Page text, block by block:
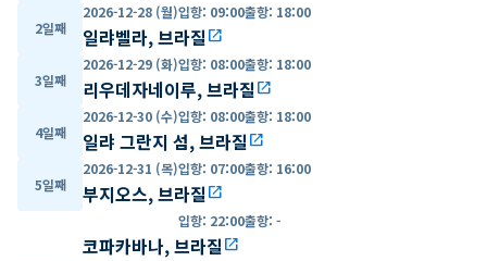
2일째
2026-12-28 (월)입항: 09:00출항: 18:00
일랴벨라, 브라질open_in_new
3일째
2026-12-29 (화)입항: 08:00출항: 18:00
리우데자네이루, 브라질open_in_new
4일째
2026-12-30 (수)입항: 08:00출항: 18:00
일랴 그란지 섬, 브라질open_in_new
5일째
2026-12-31 (목)입항: 07:00출항: 16:00
부지오스, 브라질open_in_new
입항: 22:00출항: -
코파카바나, 브라질open_in_new